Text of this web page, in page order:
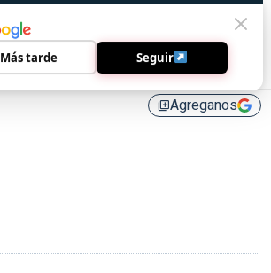
library_addAgreganos
Más tarde Seguir